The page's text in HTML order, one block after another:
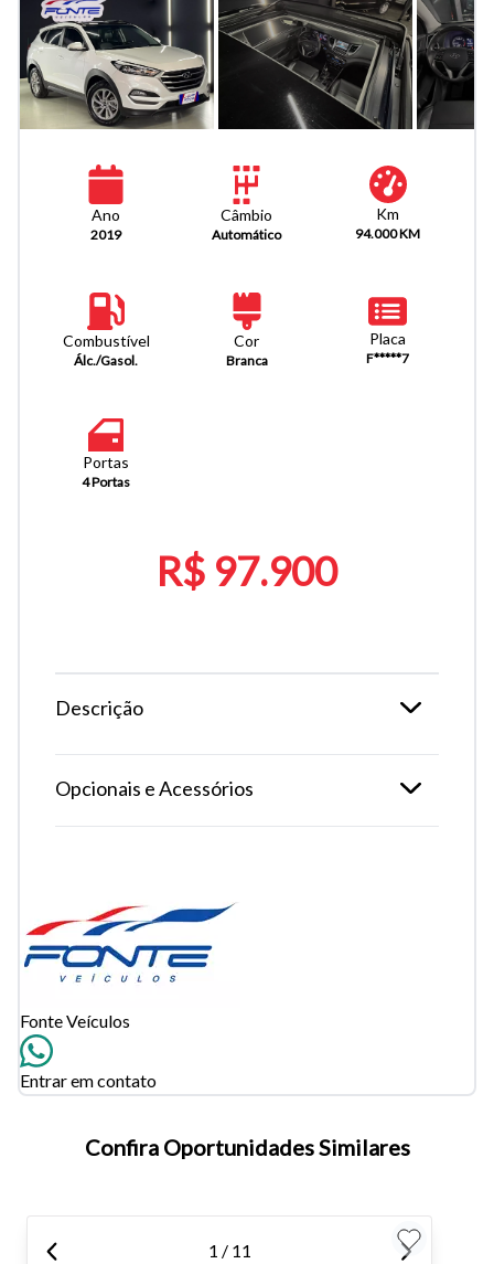
atalhos Ctrl+ (para aumentar) e Ctrl- (para diminuir) no seu
teclado.
Ano
2019
Câmbio
Automático
Km
94.000 KM
Combustível
Álc./Gasol.
Cor
Branca
Placa
F*****7
Portas
4 Portas
R$ 97.900
Descrição
Opcionais e Acessórios
Fonte Veículos
Entrar em contato
Confira Oportunidades Similares
1 / 11